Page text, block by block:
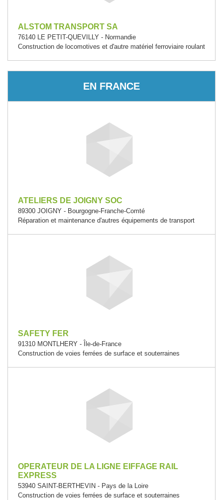
ALSTOM TRANSPORT SA
76140 LE PETIT-QUEVILLY - Normandie
Construction de locomotives et d'autre matériel ferroviaire roulant
EN FRANCE
ATELIERS DE JOIGNY SOC
89300 JOIGNY - Bourgogne-Franche-Comté
Réparation et maintenance d'autres équipements de transport
SAFETY FER
91310 MONTLHERY - Île-de-France
Construction de voies ferrées de surface et souterraines
OPERATEUR DE LA LIGNE EIFFAGE RAIL
EXPRESS
53940 SAINT-BERTHEVIN - Pays de la Loire
Construction de voies ferrées de surface et souterraines